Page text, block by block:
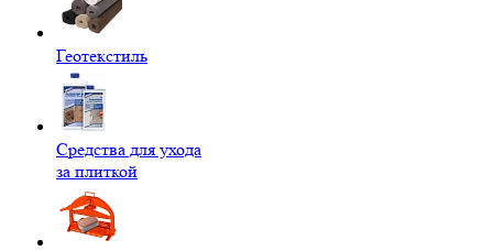
Геотекстиль
Средства для ухода
за плиткой